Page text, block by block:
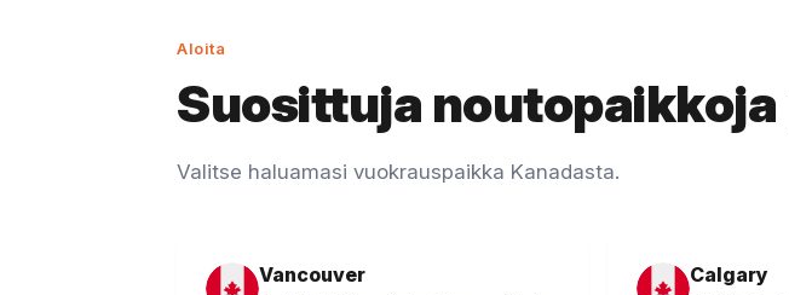
Aloita
Suosittuja noutopaikkoja
Valitse haluamasi vuokrauspaikka Kanadasta.
Vancouver Calgary